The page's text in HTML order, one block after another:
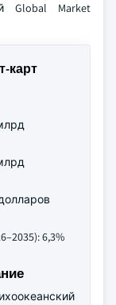
Global Market
карт
6,3%